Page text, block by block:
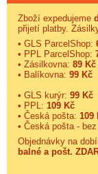
Zboží expedujeme
přijetí platby.
• GLS ParcelShop:
• PPL ParcelShop:
• Zásilkovna: 89 Kč
• Balíkovna: 99 Kč
• GLS kurýr: 99 Kč
• PPL: 109 Kč
• Česká pošta: 109
• Česká pošta -
Objednávky na
balné a pošt.